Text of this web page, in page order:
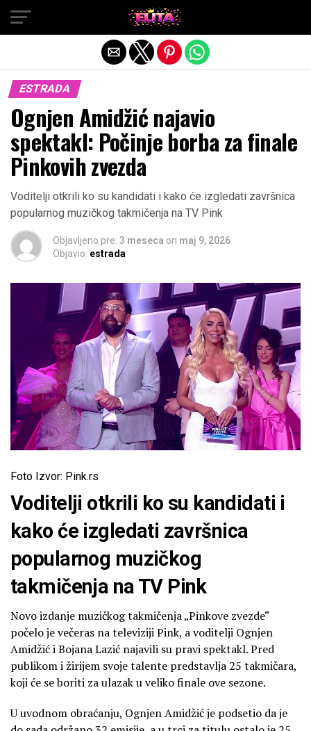
ESTRADA
Ognjen Amidžić najavio
spektakl: Počinje borba za finale
Pinkovih zvezda
Voditelji otkrili ko su kandidati i kako će izgledati završnica
popularnog muzičkog takmičenja na TV Pink
Objavljeno pre: 3 meseca on maj 9, 2026
Objavio: estrada
Foto Izvor: Pink.rs
Voditelji otkrili ko su kandidati i
kako će izgledati završnica
popularnog muzičkog
takmičenja na TV Pink
Novo izdanje muzičkog takmičenja „Pinkove zvezde“
počelo je večeras na televiziji Pink, a voditelji Ognjen
Amidžić i Bojana Lazić najavili su pravi spektakl. Pred
publikom i žirijem svoje talente predstavlja 25 takmičara,
koji će se boriti za ulazak u veliko finale ove sezone.
U uvodnom obraćanju, Ognjen Amidžić je podsetio da je
Exit mobile version